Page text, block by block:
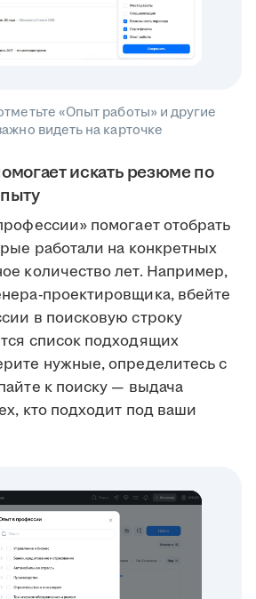
«Опыт работы» и другие
видеть на карточке
искать резюме по
помогает отобрать
работали на конкретных
количество лет. Например,
проектировщика, вбейте
в поисковую строку
список подходящих
нужные, определитесь с
к поиску — выдача
кто подходит под ваши